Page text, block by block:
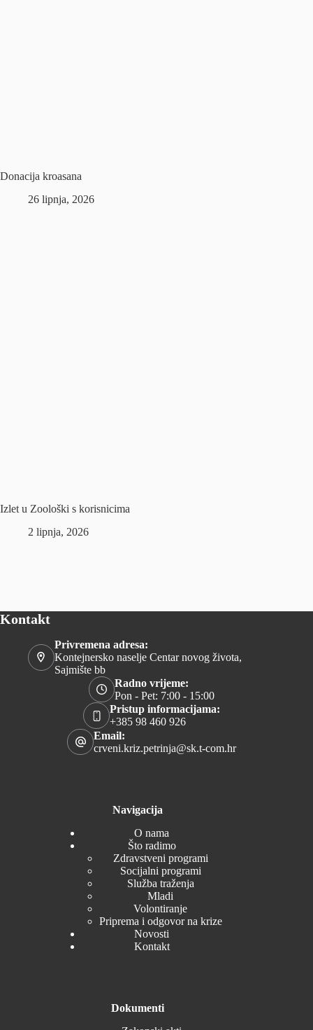
Donacija kroasana
26 lipnja, 2026
Izlet u Zoološki s korisnicima
2 lipnja, 2026
Kontakt
Privremena adresa:
Kontejnersko naselje Centar novog života,
Sajmište bb
Radno vrijeme:
Pon - Pet: 7:00 - 15:00
Pristup informacijama:
+385 98 460 926
Email:
crveni.kriz.petrinja@sk.t-com.hr
Navigacija
O nama
Što radimo
Zdravstveni programi
Socijalni programi
Služba traženja
Mladi
Volontiranje
Priprema i odgovor na krize
Novosti
Kontakt
Dokumenti